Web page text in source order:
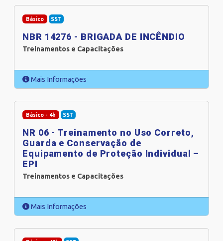
Básico SST
NBR 14276 - BRIGADA DE INCÊNDIO
Treinamentos e Capacitações
Mais Informações
Básico - 4h SST
NR 06 - Treinamento no Uso Correto,
Guarda e Conservação de
Equipamento de Proteção Individual –
EPI
Treinamentos e Capacitações
Mais Informações